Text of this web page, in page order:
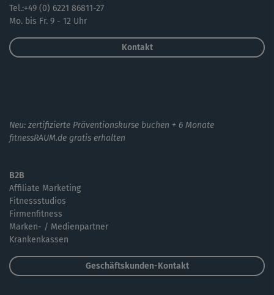
Tel.:+49 (0) 6221 86811-27
Mo. bis Fr. 9 - 12 Uhr
Kontakt
Neu: zertifizierte Präventionskurse buchen + 6 Monate
fitnessRAUM.de gratis erhalten
B2B
Affiliate Marketing
Fitnessstudios
Firmenfitness
Marken- / Medienpartner
Krankenkassen
Geschäftskunden-Kontakt